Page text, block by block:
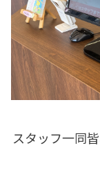
スタッフ一同